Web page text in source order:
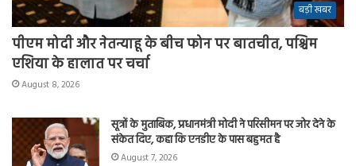
बड़ी खबर
पीएम मोदी और नेतन्याहू के बीच फोन पर बातचीत, पश्चिम
एशिया के हालात पर चर्चा
August 8, 2026
सूत्रों के मुताबिक, प्रधानमंत्री मोदी ने परिसीमन पर जोर देने के
संकेत दिए, कहा कि एनडीए के पास बहुमत है
August 7, 2026